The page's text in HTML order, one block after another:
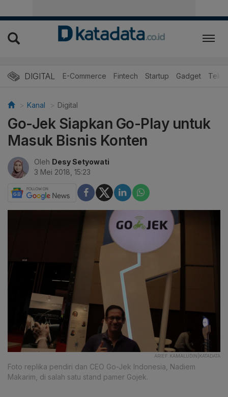
DIGITAL E-Commerce Fintech Startup Gadget
Kanal Digital
Go-Jek Siapkan Go-Play untuk
Masuk Bisnis Konten
Oleh Desy Setyowati
3 Mei 2018, 15:23
ARIEF KAMALUDIN|KATADATA
Foto replika pendiri dan CEO Go-Jek Indonesia, Nadiem
Makarim, di salah satu stand pamer Gojek.